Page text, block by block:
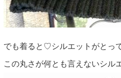
でも着ると♡シルエットがとっ
この丸さが何とも言えないシル